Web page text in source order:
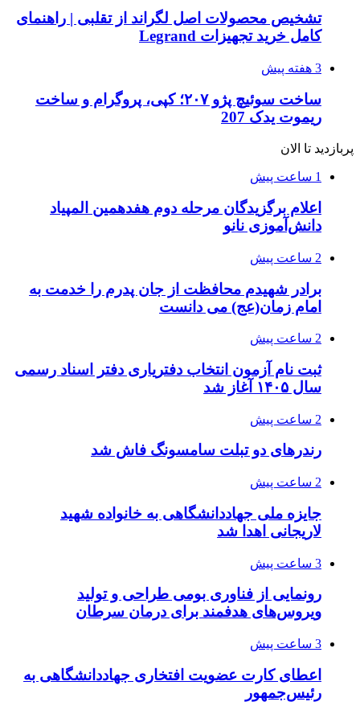
تشخیص محصولات اصل لگراند از تقلبی | راهنمای
کامل خرید تجهیزات Legrand
3 هفته پیش
ساخت سوئیچ پژو ۲۰۷؛ کپی، پروگرام و ساخت
ریموت یدک 207
پربازدید تا الان
1 ساعت پیش
اعلام برگزیدگان مرحله دوم هفدهمین المپیاد
دانش‌آموزی نانو
2 ساعت پیش
برادر شهیدم محافظت از جان پدرم را خدمت به
امام زمان(عج) می دانست
2 ساعت پیش
ثبت نام آزمون انتخاب دفتریاری دفتر اسناد رسمی
سال ۱۴۰۵ آغاز شد
2 ساعت پیش
رندرهای دو تبلت سامسونگ فاش شد
2 ساعت پیش
جایزه ملی جهاددانشگاهی به خانواده شهید
لاریجانی اهدا شد
3 ساعت پیش
رونمایی از فناوری بومی طراحی و تولید
ویروس‌های هدفمند برای درمان سرطان
3 ساعت پیش
اعطای کارت عضویت افتخاری جهاددانشگاهی به
رئیس‌جمهور